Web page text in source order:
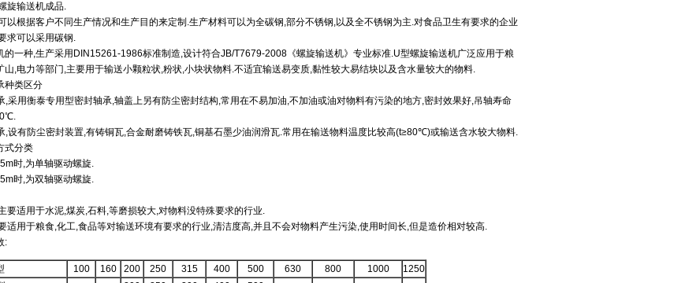
旋输送机成品.
以根据客户不同生产情况和生产目的来定制.生产材料可以为全碳钢,部分不锈钢,以及全不锈钢为主.对食品卫生有要求的企业
求可以采用碳钢.
的一种,生产采用DIN15261-1986标准制造,设计符合JB/T7679-2008《螺旋输送机》专业标准.U型螺旋输送机广泛应用于粮
山,电力等部门,主要用于输送小颗粒状,粉状,小块状物料.不适宜输送易变质,黏性较大易结块以及含水量较大的物料.
种类区分
,采用衡泰专用型密封轴承,轴盖上另有防尘密封结构,常用在不易加油,不加油或油对物料有污染的地方,密封效果好,吊轴寿命
,设有防尘密封装置,有铸铜瓦,合金耐磨铸铁瓦,铜基石墨少油润滑瓦.常用在输送物料温度比较高(t≥80℃)或输送含水较大物料.
式分类
时,为单轴驱动螺旋.
时,为双轴驱动螺旋.
要适用于水泥,煤炭,石料,等磨损较大,对物料没特殊要求的行业.
适用于粮食,化工,食品等对输送环境有要求的行业,清洁度高,并且不会对物料产生污染,使用时间长,但是造价相对较高.
:
100 160 200 250 315 400 500 630 800 1000
1250